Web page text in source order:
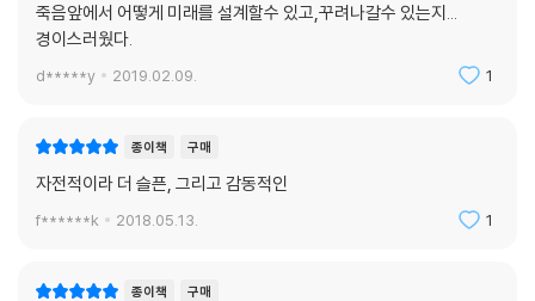
죽음앞에서 어떻게 미래를 설계할수 있고,꾸려나갈수 있는지...
경이스러웠다.
d*****y 2019.02.09. 1
종이책 구매
자전적이라 더 슬픈, 그리고 감동적인
f******k 2018.05.13. 1
종이책 구매